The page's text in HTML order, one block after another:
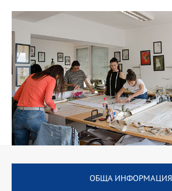
практики и стажове.
ОБЩА ИНФОРМАЦИЯ